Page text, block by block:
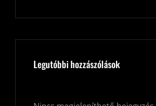
Legutóbbi hozzászólások